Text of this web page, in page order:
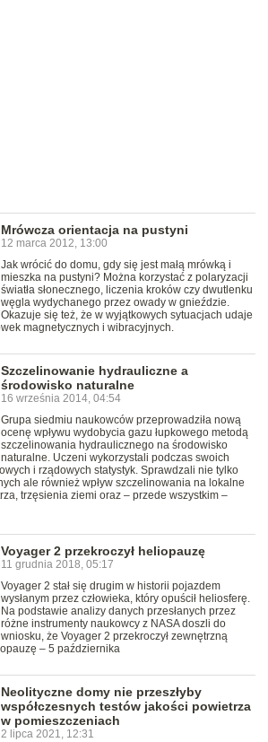
Mrówcza orientacja na pustyni
12 marca 2012, 13:00
Jak wrócić do domu, gdy się jest małą mrówką i
mieszka na pustyni? Można korzystać z polaryzacji
światła słonecznego, liczenia kroków czy dwutlenku
węgla wydychanego przez owady w gnieździe.
Okazuje się też, że w wyjątkowych sytuacjach udaje
magnetycznych i wibracyjnych.
Szczelinowanie hydrauliczne a
środowisko naturalne
16 września 2014, 04:54
Grupa siedmiu naukowców przeprowadziła nową
ocenę wpływu wydobycia gazu łupkowego metodą
szczelinowania hydraulicznego na środowisko
naturalne. Uczeni wykorzystali podczas swoich
i rządowych statystyk. Sprawdzali nie tylko
ale również wpływ szczelinowania na lokalne
trzęsienia ziemi oraz – przede wszystkim –
Voyager 2 przekroczył heliopauzę
11 grudnia 2018, 05:17
Voyager 2 stał się drugim w historii pojazdem
wysłanym przez człowieka, który opuścił heliosferę.
Na podstawie analizy danych przesłanych przez
różne instrumenty naukowcy z NASA doszli do
wniosku, że Voyager 2 przekroczył zewnętrzną
– 5 października
Neolityczne domy nie przeszłyby
współczesnych testów jakości powietrza
w pomieszczeniach
2 lipca 2021, 12:31